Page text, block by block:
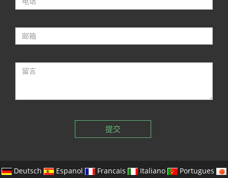
提交
Deutsch Espanol Francais Italiano
Portugues